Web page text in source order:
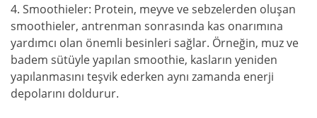
4. Smoothieler: Protein, meyve ve sebzelerden oluşan
smoothieler, antrenman sonrasında kas onarımına
yardımcı olan önemli besinleri sağlar. Örneğin, muz ve
badem sütüyle yapılan smoothie, kasların yeniden
yapılanmasını teşvik ederken aynı zamanda enerji
depolarını doldurur.